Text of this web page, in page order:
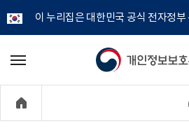
이 누리집은 대한민국 공식 전자정부
개
정
메
기